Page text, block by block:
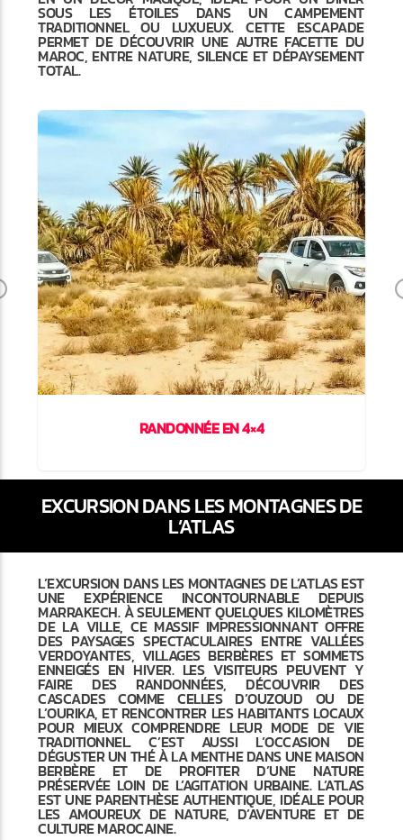
SOUS LES ÉTOILES DANS UN CAMPEMENT
TRADITIONNEL OU LUXUEUX. CETTE ESCAPADE
PERMET DE DÉCOUVRIR UNE AUTRE FACETTE DU
MAROC, ENTRE NATURE, SILENCE ET DÉPAYSEMENT
TOTAL.
Previous
RANDONNÉE EN 4×4
EXCURSION DANS LES MONTAGNES DE
L’ATLAS
L’EXCURSION DANS LES MONTAGNES DE L’ATLAS EST
UNE EXPÉRIENCE INCONTOURNABLE DEPUIS
MARRAKECH. À SEULEMENT QUELQUES KILOMÈTRES
DE LA VILLE, CE MASSIF IMPRESSIONNANT OFFRE
DES PAYSAGES SPECTACULAIRES ENTRE VALLÉES
VERDOYANTES, VILLAGES BERBÈRES ET SOMMETS
ENNEIGÉS EN HIVER. LES VISITEURS PEUVENT Y
FAIRE DES RANDONNÉES, DÉCOUVRIR DES
CASCADES COMME CELLES D’OUZOUD OU DE
L’OURIKA, ET RENCONTRER LES HABITANTS LOCAUX
POUR MIEUX COMPRENDRE LEUR MODE DE VIE
TRADITIONNEL. C’EST AUSSI L’OCCASION DE
DÉGUSTER UN THÉ À LA MENTHE DANS UNE MAISON
BERBÈRE ET DE PROFITER D’UNE NATURE
PRÉSERVÉE LOIN DE L’AGITATION URBAINE. L’ATLAS
EST UNE PARENTHÈSE AUTHENTIQUE, IDÉALE POUR
LES AMOUREUX DE NATURE, D’AVENTURE ET DE
CULTURE MAROCAINE.